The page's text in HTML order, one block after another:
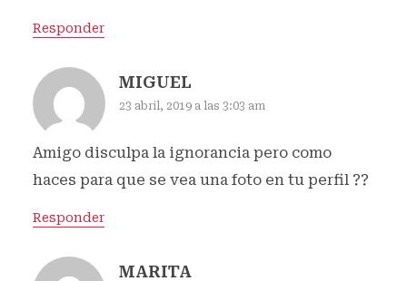
Responder
MIGUEL
23 abril, 2019 a las 3:03 am
Amigo disculpa la ignorancia pero como
haces para que se vea una foto en tu perfil ??
Responder
MARITA